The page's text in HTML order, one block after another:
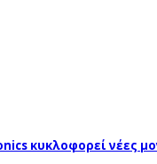
κυκλοφορεί νέες